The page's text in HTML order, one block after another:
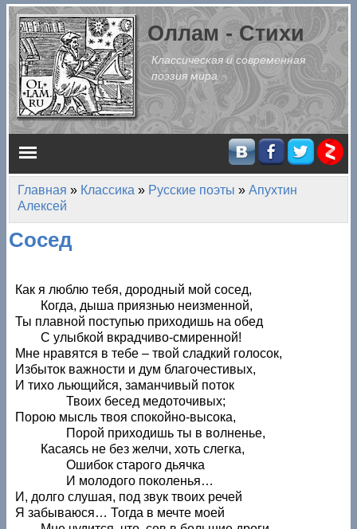
Перейти к основному содержанию
Оллам - Стихи
Классическая и современная
поэзия мира
Главное меню
Вы здесь
Главная » Классика » Русские поэты » Апухтин
Алексей
Сосед
Как я люблю тебя, дородный мой сосед,
Когда, дыша приязнью неизменной,
Ты плавной поступью приходишь на обед
С улыбкой вкрадчиво-смиренной!
Мне нравятся в тебе – твой сладкий голосок,
Избыток важности и дум благочестивых,
И тихо льющийся, заманчивый поток
Твоих бесед медоточивых;
Порою мысль твоя спокойно-высока,
Порой приходишь ты в волненье,
Касаясь не без желчи, хоть слегка,
Ошибок старого дьячка
И молодого поколенья…
И, долго слушая, под звук твоих речей
Я забываюся… Тогда в мечте моей